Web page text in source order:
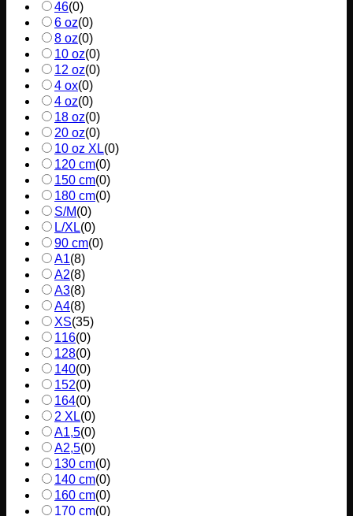
46(0)
6 oz(0)
8 oz(0)
10 oz(0)
12 oz(0)
4 ox(0)
4 oz(0)
18 oz(0)
20 oz(0)
10 oz XL(0)
120 cm(0)
150 cm(0)
180 cm(0)
S/M(0)
L/XL(0)
90 cm(0)
A1(8)
A2(8)
A3(8)
A4(8)
XS(35)
116(0)
128(0)
140(0)
152(0)
164(0)
2 XL(0)
A1,5(0)
A2,5(0)
130 cm(0)
140 cm(0)
160 cm(0)
170 cm(0)